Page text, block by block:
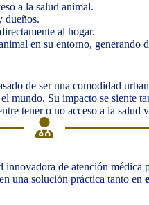
a la salud animal.
dueños.
al hogar.
en su entorno, generando
de ser una comodidad
mundo. Su impacto se siente
tener o no acceso a la salud
innovadora de atención médica
una solución práctica tanto en